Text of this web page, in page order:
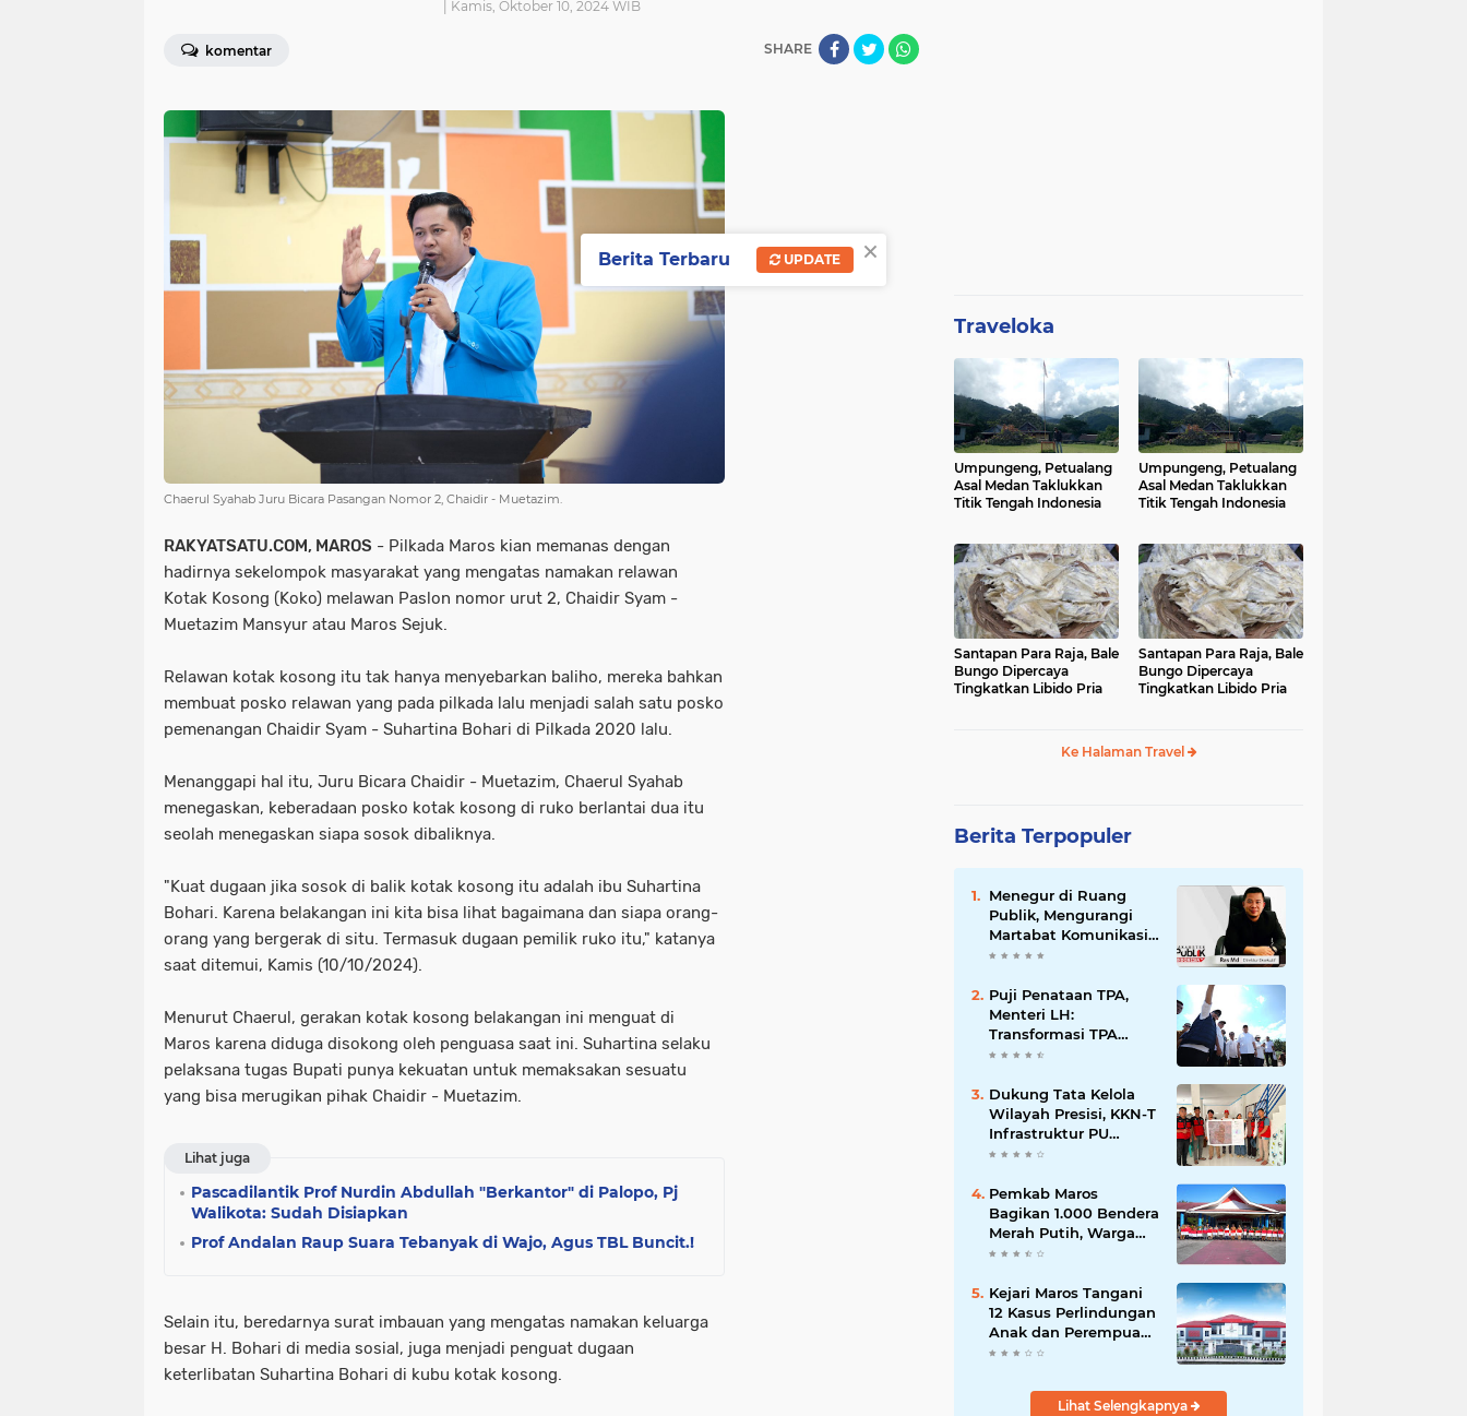
| Kamis, Oktober 10, 2024 WIB
komentar SHARE
Chaerul Syahab Juru Bicara Pasangan Nomor 2, Chaidir - Muetazim.
RAKYATSATU.COM, MAROS - Pilkada Maros kian memanas dengan
hadirnya sekelompok masyarakat yang mengatas namakan relawan
Kotak Kosong (Koko) melawan Paslon nomor urut 2, Chaidir Syam -
Muetazim Mansyur atau Maros Sejuk.
Relawan kotak kosong itu tak hanya menyebarkan baliho, mereka bahkan
membuat posko relawan yang pada pilkada lalu menjadi salah satu posko
pemenangan Chaidir Syam - Suhartina Bohari di Pilkada 2020 lalu.
Menanggapi hal itu, Juru Bicara Chaidir - Muetazim, Chaerul Syahab
menegaskan, keberadaan posko kotak kosong di ruko berlantai dua itu
seolah menegaskan siapa sosok dibaliknya.
"Kuat dugaan jika sosok di balik kotak kosong itu adalah ibu Suhartina
Bohari. Karena belakangan ini kita bisa lihat bagaimana dan siapa orang-
orang yang bergerak di situ. Termasuk dugaan pemilik ruko itu," katanya
saat ditemui, Kamis (10/10/2024).
Menurut Chaerul, gerakan kotak kosong belakangan ini menguat di
Maros karena diduga disokong oleh penguasa saat ini. Suhartina selaku
pelaksana tugas Bupati punya kekuatan untuk memaksakan sesuatu
yang bisa merugikan pihak Chaidir - Muetazim.
Lihat juga
Pascadilantik Prof Nurdin Abdullah "Berkantor" di Palopo, Pj
Walikota: Sudah Disiapkan
Prof Andalan Raup Suara Tebanyak di Wajo, Agus TBL Buncit.!
Selain itu, beredarnya surat imbauan yang mengatas namakan keluarga
besar H. Bohari di media sosial, juga menjadi penguat dugaan
keterlibatan Suhartina Bohari di kubu kotak kosong.
Traveloka
Umpungeng, Petualang
Asal Medan Taklukkan
Titik Tengah Indonesia
Umpungeng, Petualang
Asal Medan Taklukkan
Titik Tengah Indonesia
Santapan Para Raja, Bale
Bungo Dipercaya
Tingkatkan Libido Pria
Santapan Para Raja, Bale
Bungo Dipercaya
Tingkatkan Libido Pria
Ke Halaman Travel
Berita Terpopuler
Menegur di Ruang
Publik, Mengurangi
Martabat Komunikasi
Pemerintahan
Puji Penataan TPA,
Menteri LH:
Transformasi TPA
Tamangapa Makassar
Nasional
Dukung Tata Kelola
Wilayah Presisi, KKN-T
Infrastruktur PU
Unhas Gel. 116
Dusun Berbasis GIS ke
Desa Bonto Matene
Pemkab Maros
Bagikan 1.000 Bendera
Merah Putih, Warga
Kurang Mampu Jadi
Kejari Maros Tangani
12 Kasus Perlindungan
Anak dan Perempuan
Hingga Juli 2026
Lihat Selengkapnya
×
Berita Terbaru UPDATE